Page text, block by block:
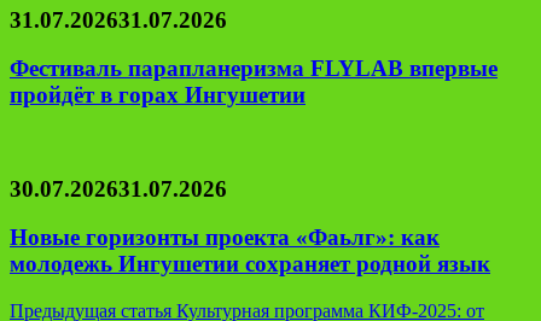
31.07.202631.07.2026
Фестиваль парапланеризма FLYLAB впервые
пройдёт в горах Ингушетии
30.07.202631.07.2026
Новые горизонты проекта «Фаьлг»: как
молодежь Ингушетии сохраняет родной язык
Предыдущая статья Культурная программа КИФ-2025: от